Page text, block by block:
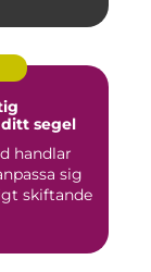
segel
handlar
sig
skiftande